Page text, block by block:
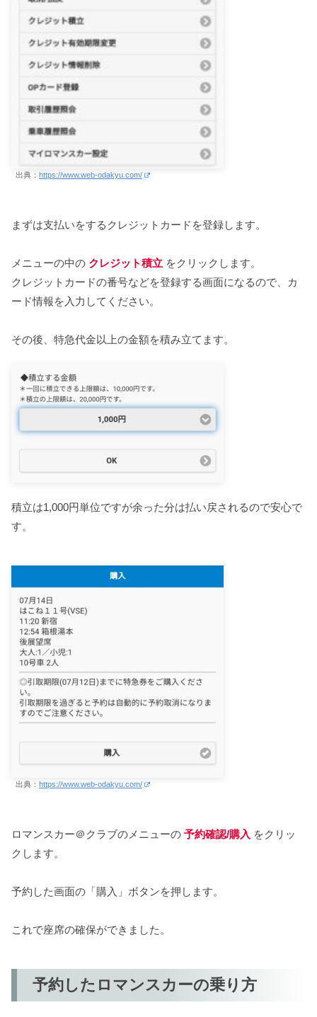
出典： https://www.web-odakyu.com/
まずは支払いをするクレジットカードを登録します。
メニューの中の クレジット積立 をクリックします。
クレジットカードの番号などを登録する画面になるので、カ
ード情報を入力してください。
その後、特急代金以上の金額を積み立てます。
積立は1,000円単位ですが余った分は払い戻されるので安心で
す。
出典： https://www.web-odakyu.com/
ロマンスカー＠クラブのメニューの 予約確認/購入 をクリッ
クします。
予約した画面の「購入」ボタンを押します。
これで座席の確保ができました。
予約したロマンスカーの乗り方